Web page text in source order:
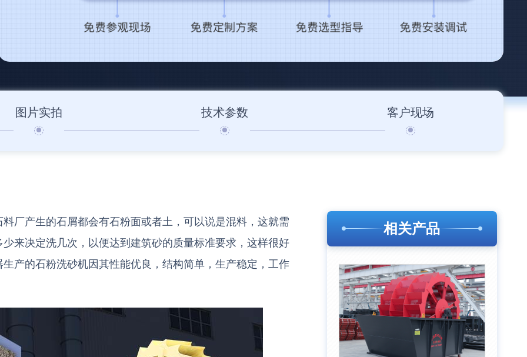
图片实拍 技术参数 客户现场
厂产生的石屑都会有石粉面或者土，可以说是混料，这就需
来决定洗几次，以便达到建筑砂的质量标准要求，这样很好
产的石粉洗砂机因其性能优良，结构简单，生产稳定，工作
相关产品